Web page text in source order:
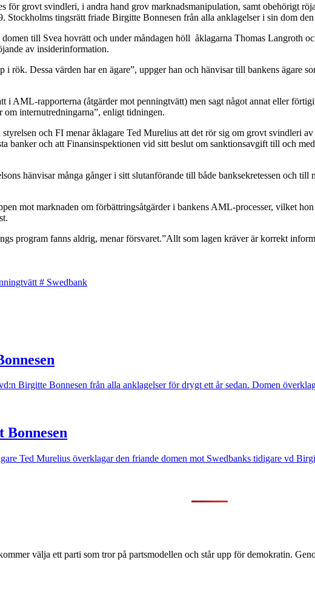
för grovt svindleri, i andra hand grov marknadsmanipulation, samt obehörigt
Stockholms tingsrätt friade Birgitte Bonnesen från alla anklagelser i sin dom
till Svea hovrätt och under måndagen höll åklagarna Thomas Langroth
av insiderinformation.
i rök. Dessa värden har en ägare”, uppger han och hänvisar till bankens ägare
i AML-rapporterna (åtgärder mot penningtvätt) men sagt något annat eller
om internutredningarna”, enligt tidningen.
och FI menar åklagare Ted Murelius att det rör sig om grovt svindleri
banker och att Finansinspektionen vid sitt beslut om sanktionsavgift till och
hänvisar många gånger i sitt slutanförande till både banksekretessen och
mot marknaden om förbättringsåtgärder i bankens AML-processer, vilket
program fanns aldrig, menar försvaret.”Allt som lagen kräver är korrekt
# Swedbank
Birgitte Bonnesen från alla anklagelser för drygt ett år sedan. Domen
Ted Murelius överklagar den friande domen mot Swedbanks tidigare vd
välja ett parti som tror på partsmodellen och står upp för demokratin.